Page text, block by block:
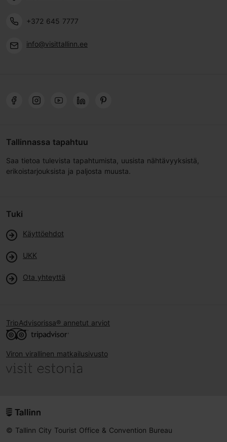
+372 645 7777
info@visittallinn.ee
Tallinnassa tapahtuu
Saa tietoa tulevista tapahtumista, uusista nähtävyyksistä,
erikoistarjouksista ja paljosta muusta.
Tuki
Käyttöehdot
UKK
Ota yhteyttä
TripAdvisorissa® annetut arviot
Viron virallinen matkailusivusto
© Tallinn City Tourist Office & Convention Bureau